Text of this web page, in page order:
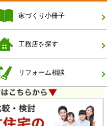
家づくり小冊子
工務店を探す
リフォーム相談